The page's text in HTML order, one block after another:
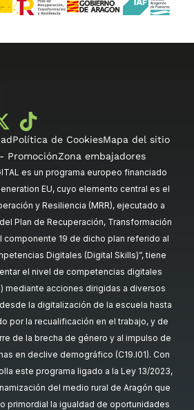
Política de CookiesMapa del sitio
PromociónZona embajadores
es un programa europeo financiado
EU, cuyo elemento central es el
y Resiliencia (MRR), ejecutado a
Plan de Recuperación, Transformación
componente 19 de dicho plan referido al
Digitales (Digital Skills)”, tiene
el nivel de competencias digitales
mediante acciones dirigidas a diversos
la digitalización de la escuela hasta
por la recualificación en el trabajo, y de
de la brecha de género y al impulso de
en declive demográfico (C19.I01). Con
este programa ligado a la Ley 13/2023,
del medio rural de Aragón que
primordial la igualdad de oportunidades